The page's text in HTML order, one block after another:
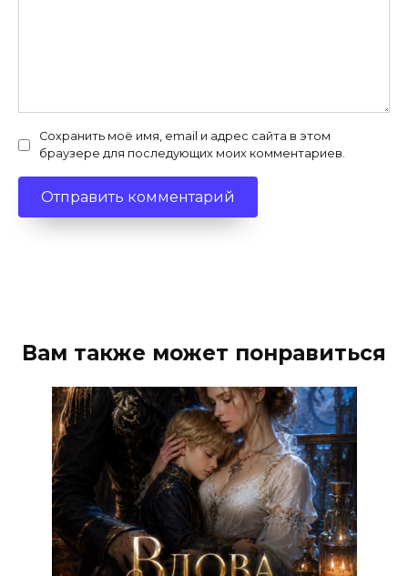
Сохранить моё имя, email и адрес сайта в этом
браузере для последующих моих комментариев.
Вам также может понравиться